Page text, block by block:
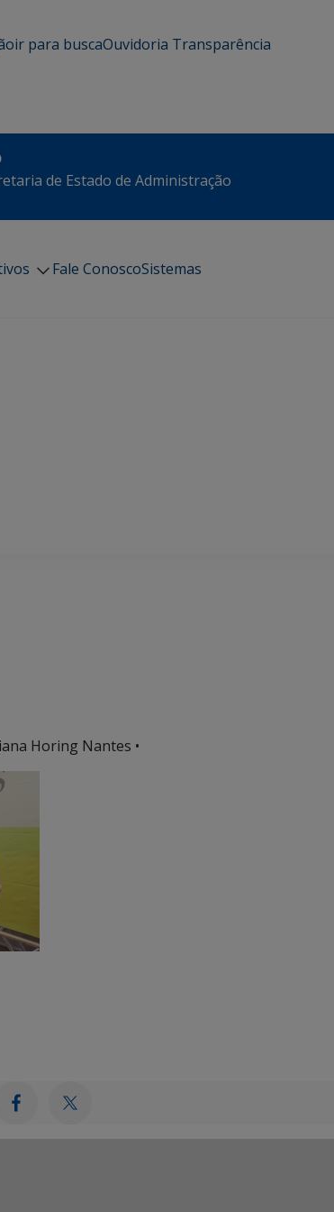
ir para buscaOuvidoria Transparência
de Estado de Administração
Fale ConoscoSistemas
Horing Nantes •